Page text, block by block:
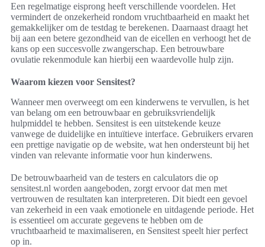
Een regelmatige eisprong heeft verschillende voordelen. Het
vermindert de onzekerheid rondom vruchtbaarheid en maakt het
gemakkelijker om de testdag te berekenen. Daarnaast draagt het
bij aan een betere gezondheid van de eicellen en verhoogt het de
kans op een succesvolle zwangerschap. Een betrouwbare
ovulatie rekenmodule kan hierbij een waardevolle hulp zijn.
Waarom kiezen voor Sensitest?
Wanneer men overweegt om een kinderwens te vervullen, is het
van belang om een betrouwbaar en gebruiksvriendelijk
hulpmiddel te hebben. Sensitest is een uitstekende keuze
vanwege de duidelijke en intuïtieve interface. Gebruikers ervaren
een prettige navigatie op de website, wat hen ondersteunt bij het
vinden van relevante informatie voor hun kinderwens.
De betrouwbaarheid van de testers en calculators die op
sensitest.nl worden aangeboden, zorgt ervoor dat men met
vertrouwen de resultaten kan interpreteren. Dit biedt een gevoel
van zekerheid in een vaak emotionele en uitdagende periode. Het
is essentieel om accurate gegevens te hebben om de
vruchtbaarheid te maximaliseren, en Sensitest speelt hier perfect
op in.